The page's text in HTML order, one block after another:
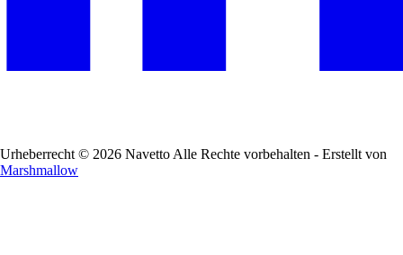
Urheberrecht © 2026 Navetto Alle Rechte vorbehalten - Erstellt von
Marshmallow